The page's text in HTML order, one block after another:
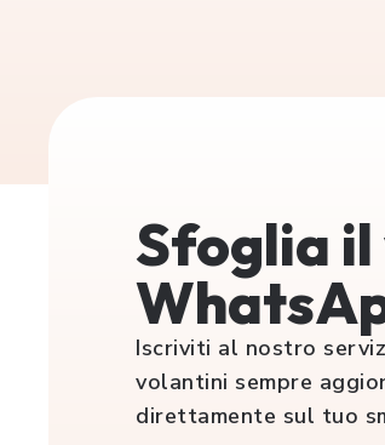
Sfoglia il
Iscriviti al nostro
volantini sempre
direttamente sul tuo